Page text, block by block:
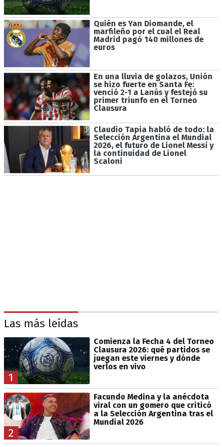
Quién es Yan Diomande, el
marfileño por el cual el Real
Madrid pagó 140 millones de
euros
En una lluvia de golazos, Unión
se hizo fuerte en Santa Fe:
venció 2-1 a Lanús y festejó su
primer triunfo en el Torneo
Clausura
Claudio Tapia habló de todo: la
Selección Argentina el Mundial
2026, el futuro de Lionel Messi y
la continuidad de Lionel
Scaloni
Las más leídas
1
Comienza la Fecha 4 del Torneo
Clausura 2026: qué partidos se
juegan este viernes y dónde
verlos en vivo
2
Facundo Medina y la anécdota
viral con un gomero que criticó
a la Selección Argentina tras el
Mundial 2026